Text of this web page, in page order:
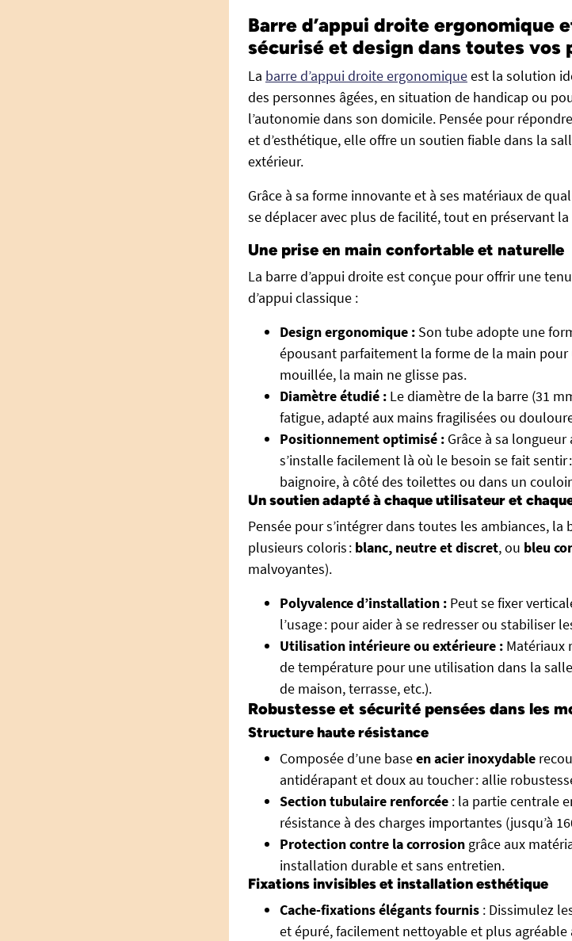
Barre d’appui droite ergonomique
sécurisé et design dans toutes vos
La barre d’appui droite ergonomiqueest la solution
des personnes âgées, en situation de handicap ou
l’autonomie dans son domicile. Pensée pour
et d’esthétique, elle offre un soutien fiable dans la
extérieur.
Grâce à sa forme innovante et à ses matériaux de
se déplacer avec plus de facilité, tout en préservant
Une prise en main confortable et naturelle
La barre d’appui droite est conçue pour offrir une
d’appui classique :
Design ergonomique : Son tube adopte une
épousant parfaitement la forme de la main
mouillée, la main ne glisse pas.
Diamètre étudié : Le diamètre de la barre (31
fatigue, adapté aux mains fragilisées ou
Positionnement optimisé : Grâce à sa longueur
s’installe facilement là où le besoin se fait
baignoire, à côté des toilettes ou dans un
Un soutien adapté à chaque utilisateur et
Pensée pour s’intégrer dans toutes les ambiances, la
plusieurs coloris : blanc, neutre et discret, ou bleu
malvoyantes).
Polyvalence d’installation : Peut se fixer
l’usage : pour aider à se redresser ou stabiliser
Utilisation intérieure ou extérieure : Matériaux
de température pour une utilisation dans la
de maison, terrasse, etc.).
Robustesse et sécurité pensées dans les
Structure haute résistance
Composée d’une baseen acier inoxydable
antidérapant et doux au toucher : allie
Section tubulaire renforcée : la partie centrale
résistance à des charges importantes (jusqu’à
Protection contre la corrosion grâce aux
installation durable et sans entretien.
Fixations invisibles et installation esthétique
Cache-fixations élégants fournis : Dissimulez
et épuré, facilement nettoyable et plus agréable